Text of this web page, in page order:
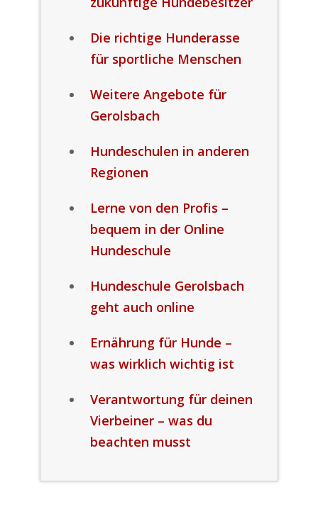
Die richtige Hunderasse
für sportliche Menschen
Weitere Angebote für
Gerolsbach
Hundeschulen in anderen
Regionen
Lerne von den Profis –
bequem in der Online
Hundeschule
Hundeschule Gerolsbach
geht auch online
Ernährung für Hunde –
was wirklich wichtig ist
Verantwortung für deinen
Vierbeiner – was du
beachten musst